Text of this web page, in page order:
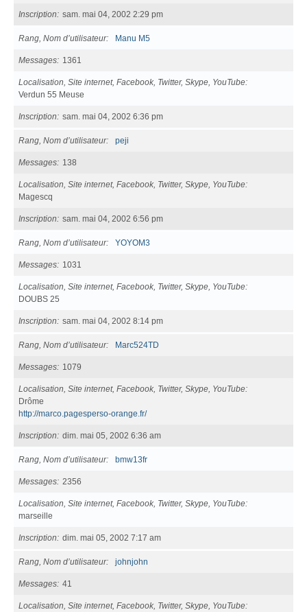
Inscription sam. mai 04, 2002 2:29 pm
Rang, Nom d’utilisateur Manu M5
Messages 1361
Localisation, Site internet, Facebook, Twitter, Skype, YouTube
Verdun 55 Meuse
Inscription sam. mai 04, 2002 6:36 pm
Rang, Nom d’utilisateur peji
Messages 138
Localisation, Site internet, Facebook, Twitter, Skype, YouTube
Magescq
Inscription sam. mai 04, 2002 6:56 pm
Rang, Nom d’utilisateur YOYOM3
Messages 1031
Localisation, Site internet, Facebook, Twitter, Skype, YouTube
DOUBS 25
Inscription sam. mai 04, 2002 8:14 pm
Rang, Nom d’utilisateur Marc524TD
Messages 1079
Localisation, Site internet, Facebook, Twitter, Skype, YouTube
Drôme
http://marco.pagesperso-orange.fr/
Inscription dim. mai 05, 2002 6:36 am
Rang, Nom d’utilisateur bmw13fr
Messages 2356
Localisation, Site internet, Facebook, Twitter, Skype, YouTube
marseille
Inscription dim. mai 05, 2002 7:17 am
Rang, Nom d’utilisateur johnjohn
Messages 41
Localisation, Site internet, Facebook, Twitter, Skype, YouTube